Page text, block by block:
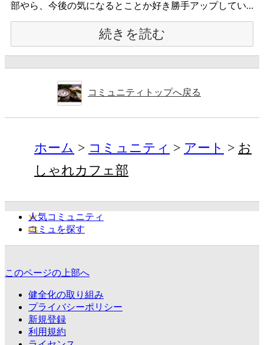
部やら、今後の気になるとことか好き勝手アップしてい...
続きを読む
コミュニティトップへ戻る
ホーム コミュニティ アート
お
しゃれカフェ部
人気コミュニティ
コミュを探す
このページの上部へ
健全化の取り組み
プライバシーポリシー
新規登録
利用規約